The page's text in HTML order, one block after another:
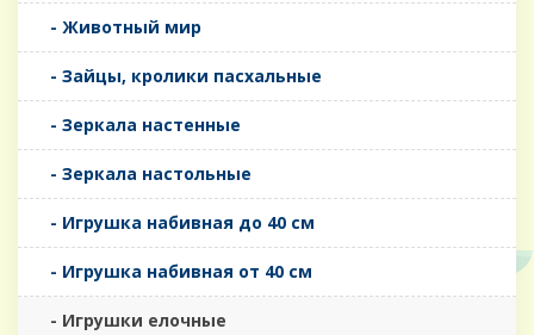
- Животный мир
- Зайцы, кролики пасхальные
- Зеркала настенные
- Зеркала настольные
- Игрушка набивная до 40 см
- Игрушка набивная от 40 см
- Игрушки елочные